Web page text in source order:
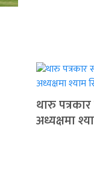
थारु
अध्यक्षमा